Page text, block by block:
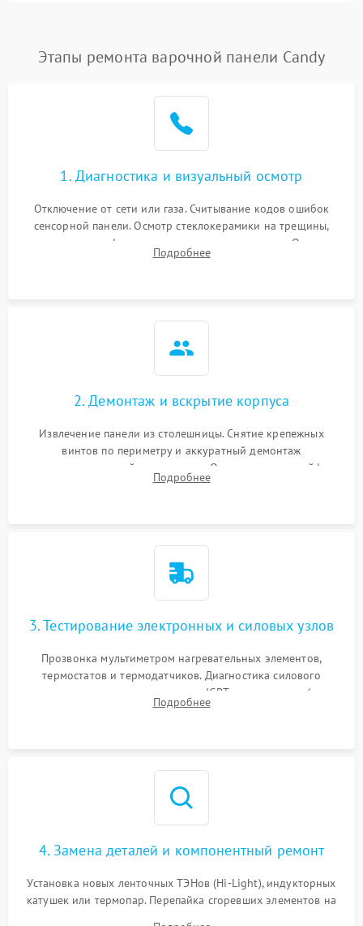
Этапы ремонта варочной панели Candy
1. Диагностика и визуальный осмотр
Отключение от сети или газа. Считывание кодов ошибок
сенсорной панели. Осмотр стеклокерамики на трещины,
проверка конфорок на равномерность нагрева. Опрос
клиента о симптомах (не включается, не видит посуду,
Подробнее
2. Демонтаж и вскрытие корпуса
Извлечение панели из столешницы. Снятие крепежных
винтов по периметру и аккуратный демонтаж
стеклокерамической поверхности. Отсоединение шлейфов
сенсорного блока для доступа к силовым платам, катушкам
Подробнее
3. Тестирование электронных и силовых узлов
Прозвонка мультиметром нагревательных элементов,
термостатов и термодатчиков. Диагностика силового
модуля, реле, диодных мостов и IGBT-транзисторов (для
индукции). Проверка кранов и газ-контроля (для газовых
Подробнее
4. Замена деталей и компонентный ремонт
Установка новых ленточных ТЭНов (Hi-Light), индукторных
катушек или термопар. Перепайка сгоревших элементов на